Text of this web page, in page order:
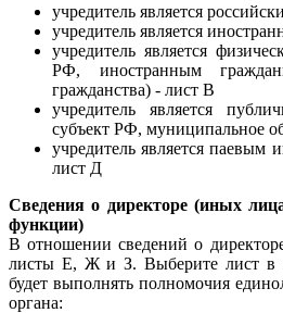
учредитель является
учредитель является
учредитель является
РФ, иностранным
гражданства) - лист В
учредитель является
субъект РФ, муниципальное
учредитель является
лист Д
Сведения о директоре (иных
функции)
В отношении сведений о
листы Е, Ж и З. Выберите лист в
будет выполнять полномочия
органа: